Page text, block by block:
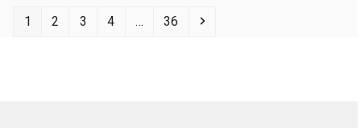
Pagina
1 Pagina
2 Pagina
3 Pagina
4 … Pagina
36 Successivo